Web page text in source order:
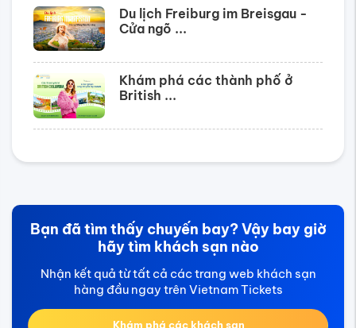
Du lịch Freiburg im Breisgau -
Cửa ngõ ...
Khám phá các thành phố ở
British ...
Bạn đã tìm thấy chuyến bay? Vậy bay giờ
hãy tìm khách sạn nào
Nhận kết quả từ tất cả các trang web khách sạn
hàng đầu ngay trên Vietnam Tickets
Khám phá các khách sạn